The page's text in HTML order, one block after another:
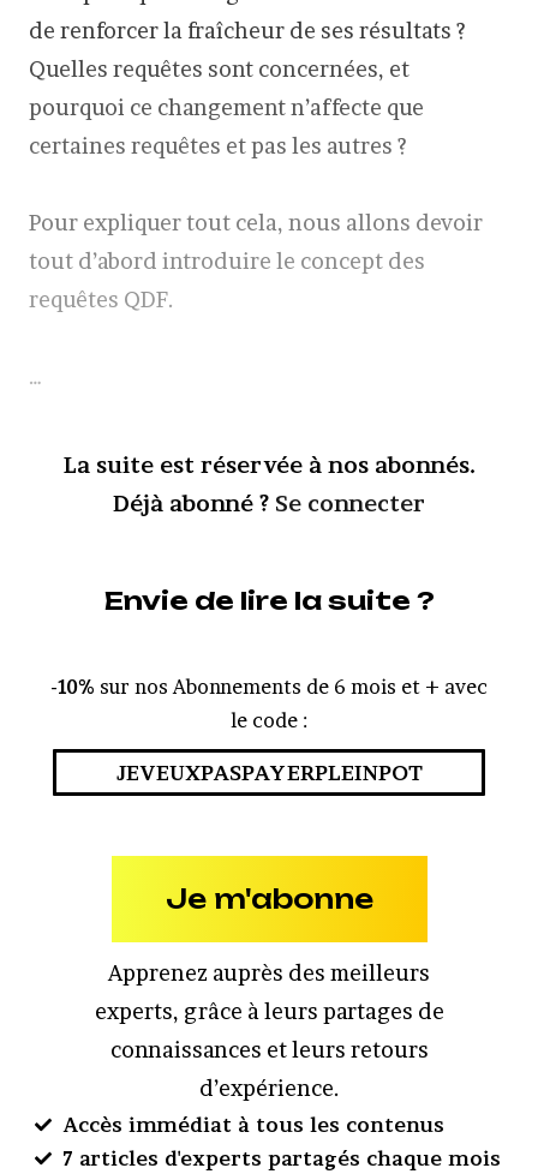
de renforcer la fraîcheur de ses résultats ?
Quelles requêtes sont concernées, et
pourquoi ce changement n’affecte que
certaines requêtes et pas les autres ?
Pour expliquer tout cela, nous allons devoir
tout d’abord introduire le concept des
requêtes QDF.
…
La suite est réservée à nos abonnés.
Déjà abonné ? Se connecter
Envie de lire la suite ?
-10% sur nos Abonnements de 6 mois et + avec
le code :
JEVEUXPASPAYERPLEINPOT
Je m'abonne
Apprenez auprès des meilleurs
experts, grâce à leurs partages de
connaissances et leurs retours
d’expérience.
Accès immédiat à tous les contenus
7 articles d'experts partagés chaque mois